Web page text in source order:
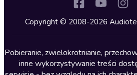
Kryminały
Lektury szkolne
Literatura anglojęzyczna
Literatura faktu
Copyright © 2008-2026
Pobieranie, zwielokrotnianie,
inne wykorzystywanie treści